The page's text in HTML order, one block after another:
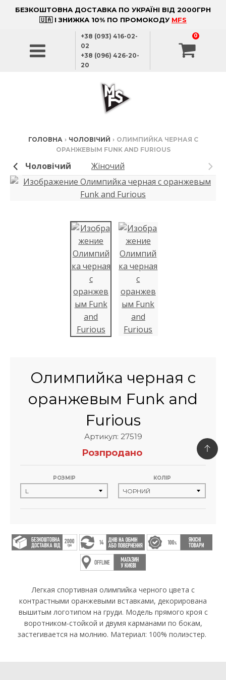
БЕЗКОШТОВНА ДОСТАВКА ПО УКРАЇНІ ВІД 2000ГРН
🇺🇦 І ЗНИЖКА 10% ПО ПРОМОКОДУ MFS
+38 (093) 416-02-
02
+38 (096) 426-20-
20
0
ГОЛОВНА › ЧОЛОВІЧИЙ › ОЛИМПИЙКА ЧЕРНАЯ С
ОРАНЖЕВЫМ FUNK AND FURIOUS
Чоловічий Жіночий
Олимпийка черная с
оранжевым Funk and
Furious
Артикул: 27519
Розпродано
РОЗМІР КОЛІР
Легкая спортивная олимпийка черного цвета с
контрастными оранжевыми вставками, декорирована
вышитым логотипом на груди. Модель прямого кроя с
воротником-стойкой и двумя карманами по бокам,
застегивается на молнию. Материал: 100% полиэстер.